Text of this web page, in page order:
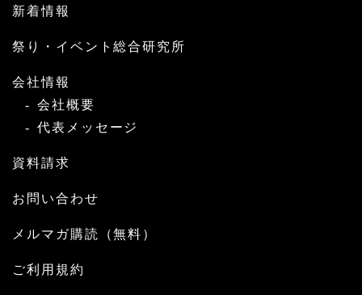
新着情報
祭り・イベント総合研究所
会社情報
会社概要
代表メッセージ
資料請求
お問い合わせ
メルマガ購読（無料）
ご利用規約